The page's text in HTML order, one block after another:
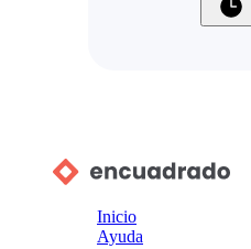
Inicio
Ayuda